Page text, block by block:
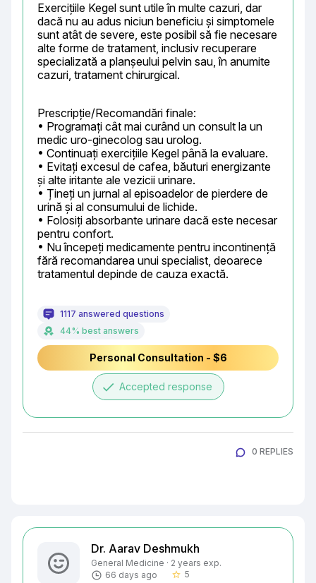
Exercițiile Kegel sunt utile în multe cazuri, dar
dacă nu au adus niciun beneficiu și simptomele
sunt atât de severe, este posibil să fie necesare
alte forme de tratament, inclusiv recuperare
specializată a planșeului pelvin sau, în anumite
cazuri, tratament chirurgical.
Prescripție/Recomandări finale:
• Programați cât mai curând un consult la un
medic uro-ginecolog sau urolog.
• Continuați exercițiile Kegel până la evaluare.
• Evitați excesul de cafea, băuturi energizante
și alte iritante ale vezicii urinare.
• Țineți un jurnal al episoadelor de pierdere de
urină și al consumului de lichide.
• Folosiți absorbante urinare dacă este necesar
pentru confort.
• Nu începeți medicamente pentru incontinență
fără recomandarea unui specialist, deoarece
tratamentul depinde de cauza exactă.
1117 answered questions
44% best answers
Personal Consultation - $6
done Accepted response
0 REPLIES
Dr. Aarav Deshmukh
General Medicine · 2 years exp.
66 days ago
star_border 5